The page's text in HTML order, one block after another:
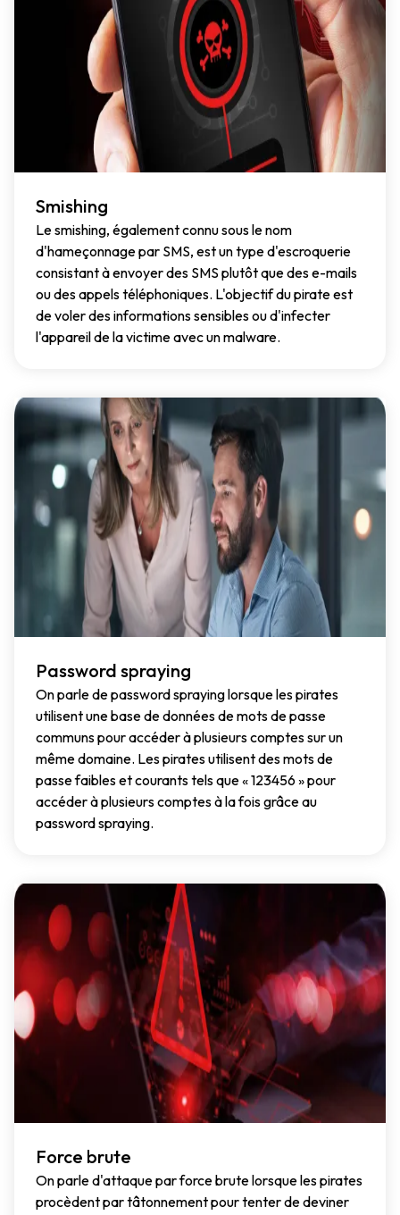
Smishing
Le smishing, également connu sous le nom
d'hameçonnage par SMS, est un type d'escroquerie
consistant à envoyer des SMS plutôt que des e-mails
ou des appels téléphoniques. L'objectif du pirate est
de voler des informations sensibles ou d'infecter
l'appareil de la victime avec un malware.
Password spraying
On parle de password spraying lorsque les pirates
utilisent une base de données de mots de passe
communs pour accéder à plusieurs comptes sur un
même domaine. Les pirates utilisent des mots de
passe faibles et courants tels que « 123456 » pour
accéder à plusieurs comptes à la fois grâce au
password spraying.
Force brute
On parle d'attaque par force brute lorsque les pirates
procèdent par tâtonnement pour tenter de deviner